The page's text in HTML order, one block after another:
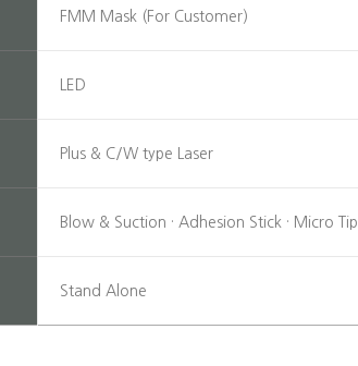
FMM Mask (For Customer)
LED
Plus & C/W type Laser
Blow & Suction · Adhesion Stick · Micro Tip
Stand Alone